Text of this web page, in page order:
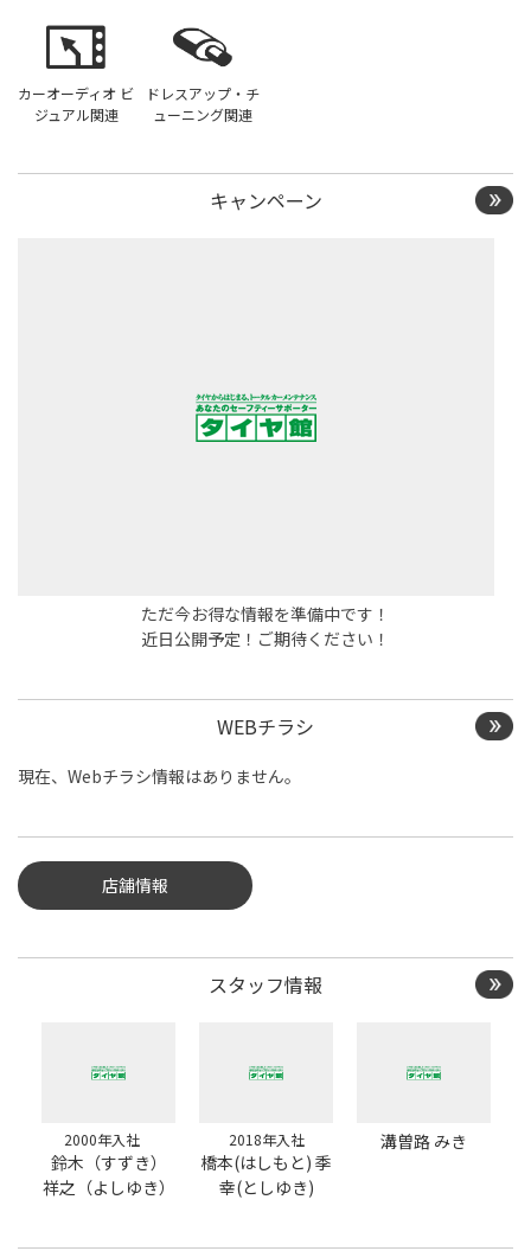
カーオーディオ ビ
ジュアル関連
ドレスアップ・チ
ューニング関連
キャンペーン
ただ今お得な情報を準備中です！
近日公開予定！ご期待ください！
WEBチラシ
現在、Webチラシ情報はありません。
店舗情報
スタッフ情報
2000年入社
鈴木（すずき）
祥之（よしゆき）
2018年入社
橋本(はしもと) 季
幸(としゆき)
溝曽路 みき